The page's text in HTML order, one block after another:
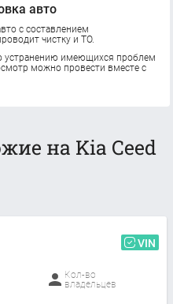
авто
с составлением
чистку и ТО.
устранению имеющихся проблем
можно провести вместе с
на Kia Ceed
VIN
Кол-во
владельцев